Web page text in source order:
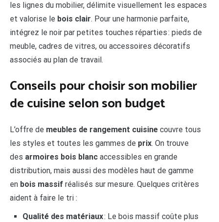
les lignes du mobilier, délimite visuellement les espaces
et valorise le bois clair. Pour une harmonie parfaite,
intégrez le noir par petites touches réparties : pieds de
meuble, cadres de vitres, ou accessoires décoratifs
associés au plan de travail.
Conseils pour choisir son mobilier
de cuisine selon son budget
L’offre de meubles de rangement cuisine couvre tous
les styles et toutes les gammes de prix. On trouve
des armoires bois blanc accessibles en grande
distribution, mais aussi des modèles haut de gamme
en bois massif réalisés sur mesure. Quelques critères
aident à faire le tri :
Qualité des matériaux: Le bois massif coûte plus